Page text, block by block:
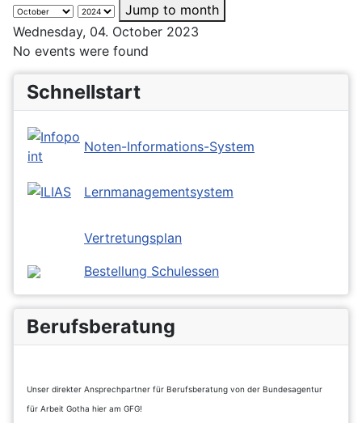
Jump to month
Wednesday, 04. October 2023
No events were found
Schnellstart
Noten-Informations-System
Lernmanagementsystem
Vertretungsplan
Bestellung Schulessen
Berufsberatung
Unser direkter Ansprechpartner für Berufsberatung von der Bundesagentur
für Arbeit Gotha hier am GFG!